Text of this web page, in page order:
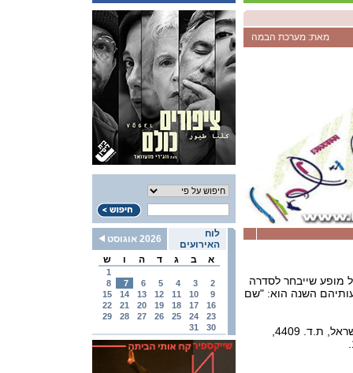
לוח
האירועים
2026 אוגוסט
א
ב ג ד ה ו ש
1
2
3
4
5
6
7
8
9
10
11
12
13
14
15
16
17
18
19
20
21
22
23
24
25
26
27
28
29
30
31
מאת: מערכת הבמה
מופע שייבחר לסדרה
הצעותיהם השנה הוא: "שם